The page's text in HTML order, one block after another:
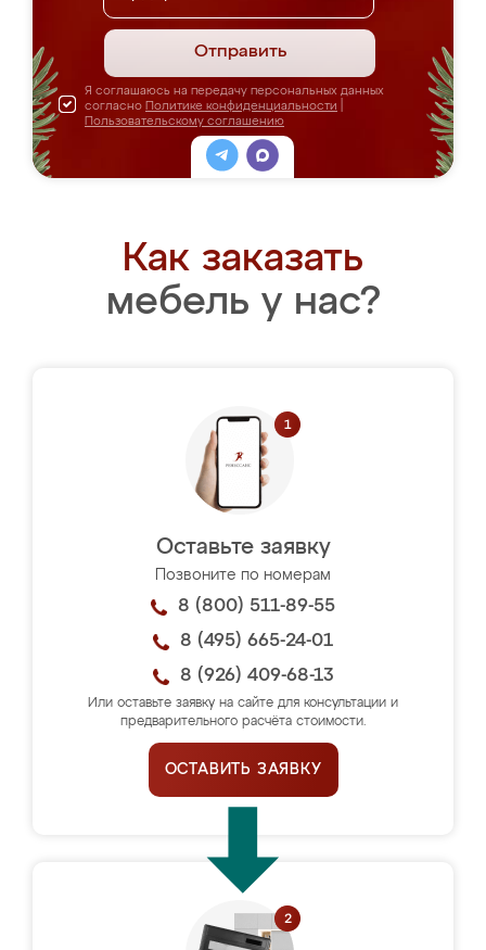
Отправить
Я соглашаюсь на передачу персональных данных
согласно Политике конфиденциальности
Пользовательскому соглашению
Как заказать
мебель у нас?
Оставьте заявку
Позвоните по номерам
8 (800) 511-89-55
8 (495) 665-24-01
8 (926) 409-68-13
Или оставьте заявку на сайте для консультации и
предварительного расчёта стоимости.
ОСТАВИТЬ ЗАЯВКУ